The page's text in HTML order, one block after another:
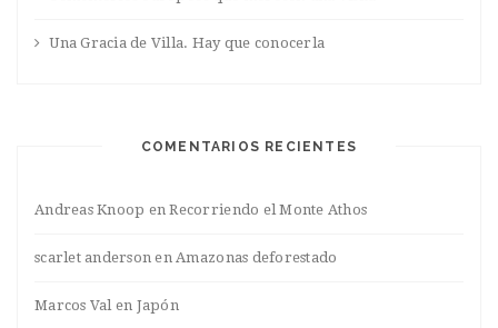
Una Gracia de Villa. Hay que conocerla
COMENTARIOS RECIENTES
Andreas Knoop enRecorriendo el Monte Athos
scarlet anderson enAmazonas deforestado
Marcos Valen Japón